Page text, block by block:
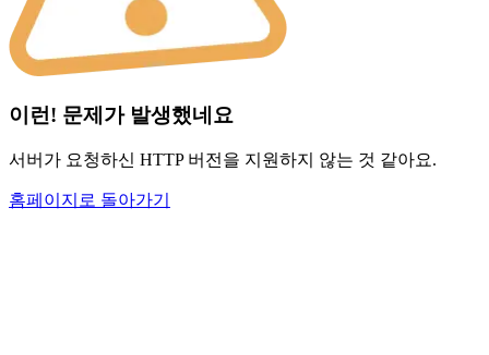
이런! 문제가 발생했네요
서버가 요청하신 HTTP 버전을 지원하지 않는 것 같아요.
홈페이지로 돌아가기